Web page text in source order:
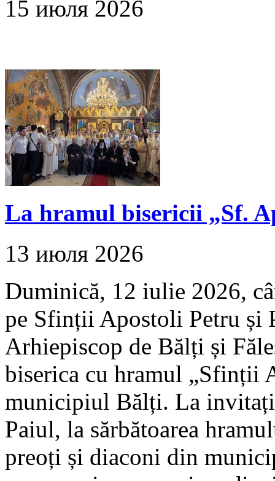
15 июля 2026
La hramul bisericii „Sf.
13 июля 2026
Duminică, 12 iulie 2026,
pe Sfinții Apostoli Petru și
Arhiepiscop de Bălți și
biserica cu hramul „Sfinții
municipiul Bălți. La
Paiul, la sărbătoarea
preoți și diaconi din